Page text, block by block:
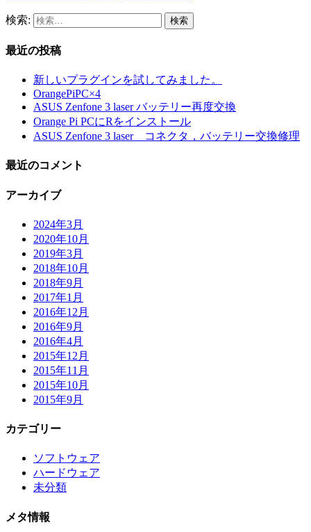
検索:
最近の投稿
新しいプラグインを試してみました。
OrangePiPC×4
ASUS Zenfone 3 laser バッテリー再度交換
Orange Pi PCにRをインストール
ASUS Zenfone 3 laser コネクタ，バッテリー交換修理
最近のコメント
アーカイブ
2024年3月
2020年10月
2019年3月
2018年10月
2018年9月
2017年1月
2016年12月
2016年9月
2016年4月
2015年12月
2015年11月
2015年10月
2015年9月
カテゴリー
ソフトウェア
ハードウェア
未分類
メタ情報